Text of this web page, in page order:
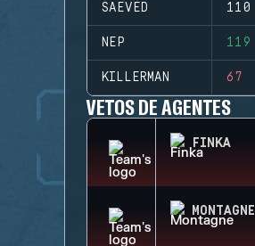
SAEVED 110
NEP 119
KILLERMAN 67
VETOS DE AGENTES
FINKA
MONTAGNE